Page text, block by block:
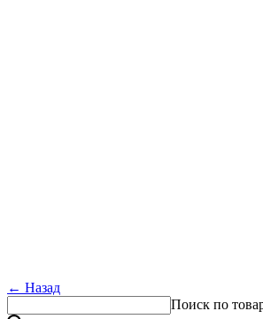
← Назад
Поиск по